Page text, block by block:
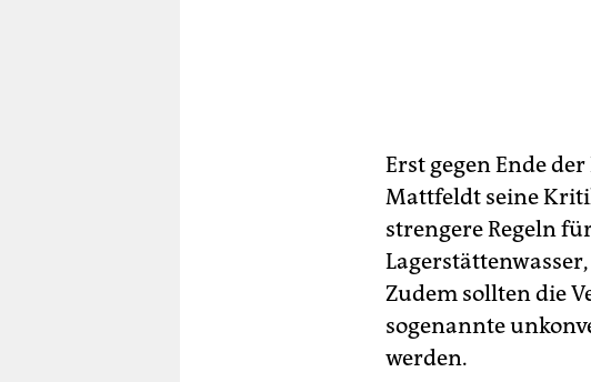
Erst gegen Ende
Mattfeldt seine
strengere Regeln
Zudem sollten die
sogenannte
werden.